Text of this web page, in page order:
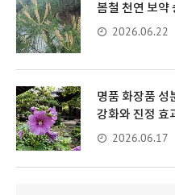
봄철 천연 보약
2026.06.22
명품 화장품 성
강화와 진정 효
2026.06.17